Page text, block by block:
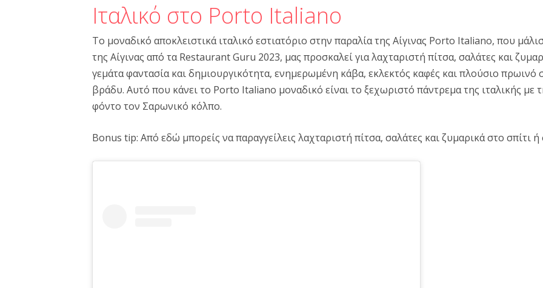
Ιταλικό στο Porto Italiano
Το μοναδικό αποκλειστικά ιταλικό εστιατόριο στην παραλία της Αίγινας Porto Italiano, που
της Αίγινας από τα Restaurant Guru 2023, μας προσκαλεί για λαχταριστή πίτσα, σαλάτες και
γεμάτα φαντασία και δημιουργικότητα, ενημερωμένη κάβα, εκλεκτός καφές και πλούσιο
βράδυ. Αυτό που κάνει το Porto Italiano μοναδικό είναι το ξεχωριστό πάντρεμα της ιταλικής με
φόντο τον Σαρωνικό κόλπο.
Bonus tip: Από εδώ μπορείς να παραγγείλεις λαχταριστή πίτσα, σαλάτες και ζυμαρικά στο σπίτι